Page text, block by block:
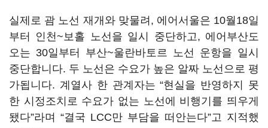
실제로 괌 노선 재개와 맞물려, 에어서울은 10월18일
부터 인천~보홀 노선을 일시 중단하고, 에어부산도
오는 30일부터 부산~울란바토르 노선 운항을 일시
중단합니다. 두 노선은 수요가 높은 알짜 노선으로 평
가됩니다. 계열사 한 관계자는 “현실을 반영하지 못
한 시정조치로 수요가 없는 노선에 비행기를 띄우게
됐다”라며 “결국 LCC만 부담을 떠안는다”고 지적했